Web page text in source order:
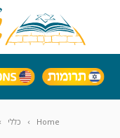
Home כללי